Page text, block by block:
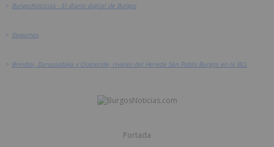
> BurgosNoticias - El diario digital de Burgos
> Deportes
> Brindisi, Darussafaka y Oostende, rivales del Hereda San Pablo Burgos en la BCL
Portada